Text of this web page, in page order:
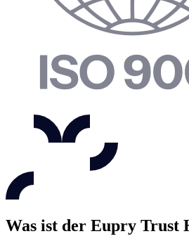
Was ist der Eupry Trust